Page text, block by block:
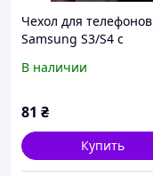
Чехол для телефонов
Samsung S3/S4 c
отделениями для карт
В наличии
81 ₴
Купить